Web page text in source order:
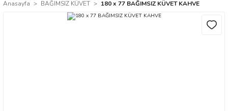
Anasayfa BAĞIMSIZ KÜVET 180 x 77 BAĞIMSIZ KÜVET KAHVE